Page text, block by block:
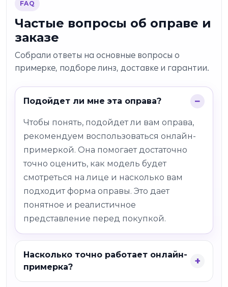
FAQ
Частые вопросы об оправе и
заказе
Собрали ответы на основные вопросы о
примерке, подборе линз, доставке и гарантии.
Подойдет ли мне эта оправа?
Чтобы понять, подойдет ли вам оправа,
рекомендуем воспользоваться онлайн-
примеркой. Она помогает достаточно
точно оценить, как модель будет
смотреться на лице и насколько вам
подходит форма оправы. Это дает
понятное и реалистичное
представление перед покупкой.
Насколько точно работает онлайн-
примерка?